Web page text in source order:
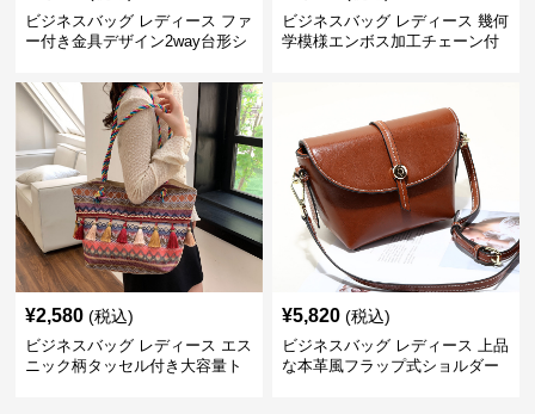
ビジネスバッグ レディース ファ
ー付き金具デザイン2way台形シ
ビジネスバッグ レディース 幾何
学模様エンボス加工チェーン付
¥2,580 (税込)
ビジネスバッグ レディース エス
ニック柄タッセル付き大容量ト
¥5,820 (税込)
ビジネスバッグ レディース 上品
な本革風フラップ式ショルダー